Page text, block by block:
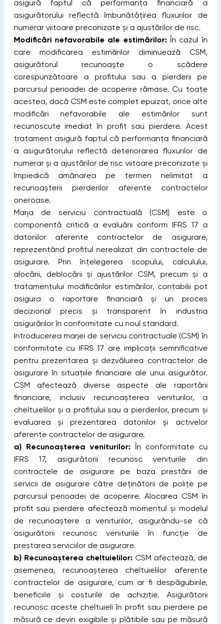
asigură faptul că performanța financiară a
asigurătorului reflectă îmbunătățirea fluxurilor de
numerar viitoare preconizate și a ajustărilor de risc.
Modificări nefavorabile ale estimărilor:În cazul în
care modificarea estimărilor diminuează CSM,
asigurătorul recunoaște o scădere
corespunzătoare a profitului sau a pierderii pe
parcursul perioadei de acoperire rămase. Cu toate
acestea, dacă CSM este complet epuizat, orice alte
modificări nefavorabile ale estimărilor sunt
recunoscute imediat în profit sau pierdere. Acest
tratament asigură faptul că performanța financiară
a asigurătorului reflectă deteriorarea fluxurilor de
numerar și a ajustărilor de risc viitoare preconizate și
împiedică amânarea pe termen nelimitat a
recunoașterii pierderilor aferente contractelor
oneroase.
Marja de serviciu contractuală (CSM) este o
componentă critică a evaluării conform IFRS 17 a
datoriilor aferente contractelor de asigurare,
reprezentând profitul nerealizat din contractele de
asigurare. Prin înțelegerea scopului, calculului,
alocării, deblocării și ajustărilor CSM, precum și a
tratamentului modificărilor estimărilor, contabilii pot
asigura o raportare financiară și un proces
decizional precis și transparent în industria
asigurărilor în conformitate cu noul standard.
Introducerea marjei de serviciu contractuale (CSM) în
conformitate cu IFRS 17 are implicații semnificative
pentru prezentarea și dezvăluirea contractelor de
asigurare în situațiile financiare ale unui asigurător.
CSM afectează diverse aspecte ale raportării
financiare, inclusiv recunoașterea veniturilor, a
cheltuielilor și a profitului sau a pierderilor, precum și
evaluarea și prezentarea datoriilor și activelor
aferente contractelor de asigurare.
a) Recunoașterea veniturilor: În conformitate cu
IFRS 17, asigurătorii recunosc veniturile din
contractele de asigurare pe baza prestării de
servicii de asigurare către deținătorii de polițe pe
parcursul perioadei de acoperire. Alocarea CSM în
profit sau pierdere afectează momentul și modelul
de recunoaștere a veniturilor, asigurându-se că
asigurătorii recunosc veniturile în funcție de
prestarea serviciilor de asigurare.
b) Recunoașterea cheltuielilor: CSM afectează, de
asemenea, recunoașterea cheltuielilor aferente
contractelor de asigurare, cum ar fi despăgubirile,
beneficiile și costurile de achiziție. Asigurătorii
recunosc aceste cheltuieli în profit sau pierdere pe
măsură ce devin exigibile și plătibile sau pe măsură